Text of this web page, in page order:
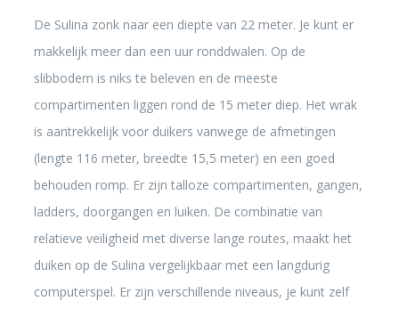
De Sulina zonk naar een diepte van 22 meter. Je kunt er
makkelijk meer dan een uur ronddwalen. Op de
slibbodem is niks te beleven en de meeste
compartimenten liggen rond de 15 meter diep. Het wrak
is aantrekkelijk voor duikers vanwege de afmetingen
(lengte 116 meter, breedte 15,5 meter) en een goed
behouden romp. Er zijn talloze compartimenten, gangen,
ladders, doorgangen en luiken. De combinatie van
relatieve veiligheid met diverse lange routes, maakt het
duiken op de Sulina vergelijkbaar met een langdurig
computerspel. Er zijn verschillende niveaus, je kunt zelf